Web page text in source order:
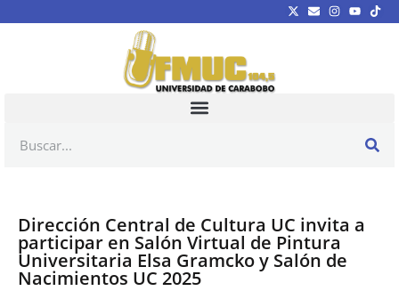
Dirección Central de Cultura UC invita a
participar en Salón Virtual de Pintura
Universitaria Elsa Gramcko y Salón de
Nacimientos UC 2025